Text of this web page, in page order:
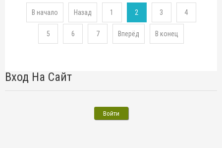
В начало Назад 1 2 3 4
5 6 7 Вперёд В конец
Вход На Сайт
Войти